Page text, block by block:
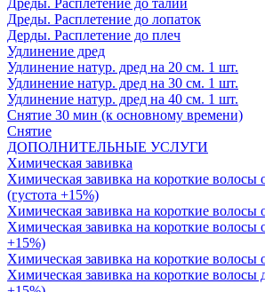
Дреды. Расплетение до талии
Дреды. Расплетение до лопаток
Дерды. Расплетение до плеч
Удлинение дред
Удлинение натур. дред на 20 см. 1 шт.
Удлинение натур. дред на 30 см. 1 шт.
Удлинение натур. дред на 40 см. 1 шт.
Снятие 30 мин (к основному времени)
Снятие
ДОПОЛНИТЕЛЬНЫЕ УСЛУГИ
Химическая завивка
Химическая завивка на короткие волосы
(густота +15%)
Химическая завивка на короткие волосы
Химическая завивка на короткие волосы
+15%)
Химическая завивка на короткие волосы
Химическая завивка на короткие волосы